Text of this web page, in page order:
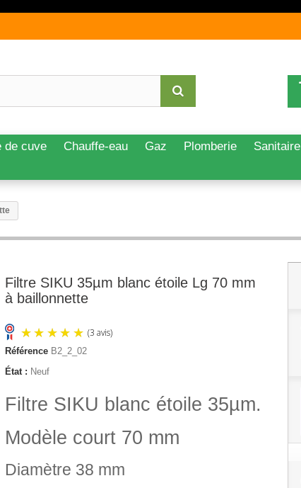
de cuve Chauffe-eau Gaz Plomberie Sanitaire
Filtre SIKU 35µm blanc étoile Lg 70 mm
à baillonnette
Référence B2_2_02
État : Neuf
Filtre SIKU blanc étoile 35µm.
Modèle court 70 mm
Diamètre 38 mm